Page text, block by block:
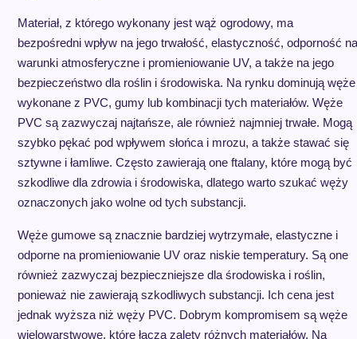
Materiał, z którego wykonany jest wąż ogrodowy, ma
bezpośredni wpływ na jego trwałość, elastyczność, odporność na
warunki atmosferyczne i promieniowanie UV, a także na jego
bezpieczeństwo dla roślin i środowiska. Na rynku dominują węże
wykonane z PVC, gumy lub kombinacji tych materiałów. Węże
PVC są zazwyczaj najtańsze, ale również najmniej trwałe. Mogą
szybko pękać pod wpływem słońca i mrozu, a także stawać się
sztywne i łamliwe. Często zawierają one ftalany, które mogą być
szkodliwe dla zdrowia i środowiska, dlatego warto szukać węży
oznaczonych jako wolne od tych substancji.
Węże gumowe są znacznie bardziej wytrzymałe, elastyczne i
odporne na promieniowanie UV oraz niskie temperatury. Są one
również zazwyczaj bezpieczniejsze dla środowiska i roślin,
ponieważ nie zawierają szkodliwych substancji. Ich cena jest
jednak wyższa niż węży PVC. Dobrym kompromisem są węże
wielowarstwowe, które łączą zalety różnych materiałów. Na